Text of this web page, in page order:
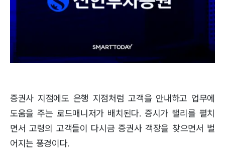
증권사 지점에도 은행 지점처럼 고객을 안내하고 업무에
도움을 주는 로드매니저가 배치된다. 증시가 랠리를 펼치
면서 고령의 고객들이 다시금 증권사 객장을 찾으면서 벌
어지는 풍경이다.